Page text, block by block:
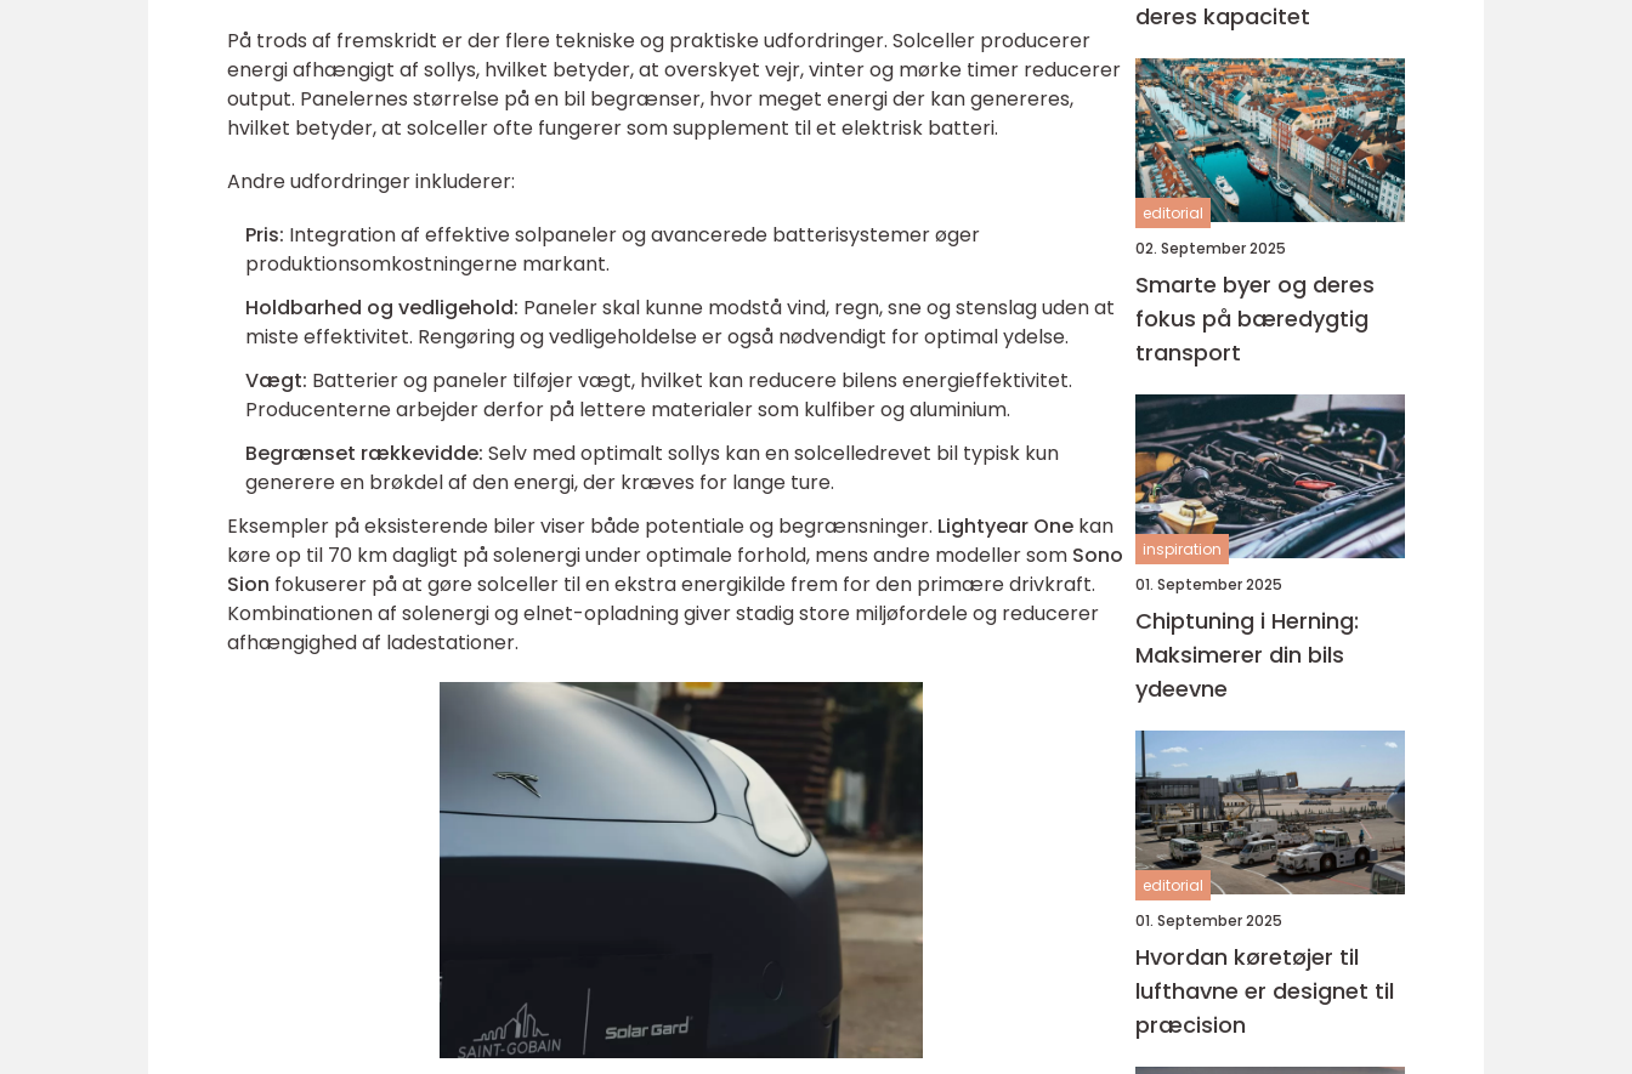
På trods af fremskridt er der flere tekniske og praktiske udfordringer. Solceller producerer
energi afhængigt af sollys, hvilket betyder, at overskyet vejr, vinter og mørke timer reducerer
output. Panelernes størrelse på en bil begrænser, hvor meget energi der kan genereres,
hvilket betyder, at solceller ofte fungerer som supplement til et elektrisk batteri.
Andre udfordringer inkluderer:
Pris: Integration af effektive solpaneler og avancerede batterisystemer øger
produktionsomkostningerne markant.
Holdbarhed og vedligehold: Paneler skal kunne modstå vind, regn, sne og stenslag uden at
miste effektivitet. Rengøring og vedligeholdelse er også nødvendigt for optimal ydelse.
Vægt: Batterier og paneler tilføjer vægt, hvilket kan reducere bilens energieffektivitet.
Producenterne arbejder derfor på lettere materialer som kulfiber og aluminium.
Begrænset rækkevidde: Selv med optimalt sollys kan en solcelledrevet bil typisk kun
generere en brøkdel af den energi, der kræves for lange ture.
Eksempler på eksisterende biler viser både potentiale og begrænsninger. Lightyear One kan
køre op til 70 km dagligt på solenergi under optimale forhold, mens andre modeller som Sono
Sion fokuserer på at gøre solceller til en ekstra energikilde frem for den primære drivkraft.
Kombinationen af solenergi og elnet-opladning giver stadig store miljøfordele og reducerer
afhængighed af ladestationer.
deres kapacitet
editorial
02. September 2025
Smarte byer og deres
fokus på bæredygtig
transport
inspiration
01. September 2025
Chiptuning i Herning:
Maksimerer din bils
ydeevne
editorial
01. September 2025
Hvordan køretøjer til
lufthavne er designet til
præcision